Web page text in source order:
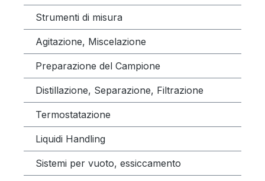
Strumenti di misura
Agitazione, Miscelazione
Preparazione del Campione
Distillazione, Separazione, Filtrazione
Termostatazione
Liquidi Handling
Sistemi per vuoto, essiccamento